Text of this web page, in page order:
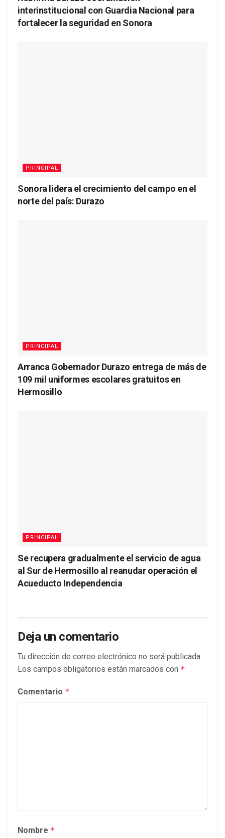
interinstitucional con Guardia Nacional para
fortalecer la seguridad en Sonora
PRINCIPAL
Sonora lidera el crecimiento del campo en el
norte del país: Durazo
PRINCIPAL
Arranca Gobernador Durazo entrega de más de
109 mil uniformes escolares gratuitos en
Hermosillo
PRINCIPAL
Se recupera gradualmente el servicio de agua
al Sur de Hermosillo al reanudar operación el
Acueducto Independencia
Deja un comentario
Tu dirección de correo electrónico no será publicada.
Los campos obligatorios están marcados con *
Comentario *
Nombre *